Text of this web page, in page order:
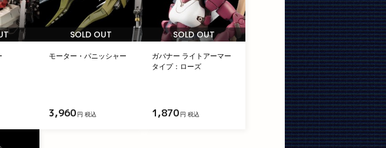
SOLD OUT
モーター・パニッシャー
3,960 円 税込
SOLD OUT
ガバナー ライトアーマー
タイプ：ローズ
1,870 円 税込